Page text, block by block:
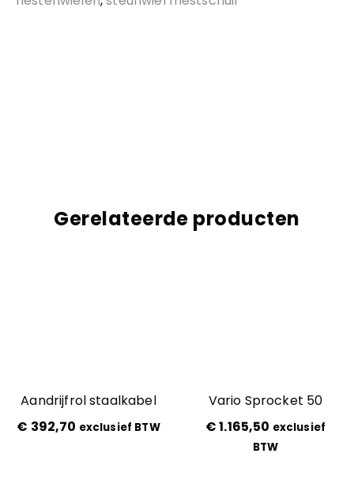
Gerelateerde producten
Aandrijfrol staalkabel
€ 392,70 exclusief BTW
Vario Sprocket 50
€1.165,50 exclusief
BTW